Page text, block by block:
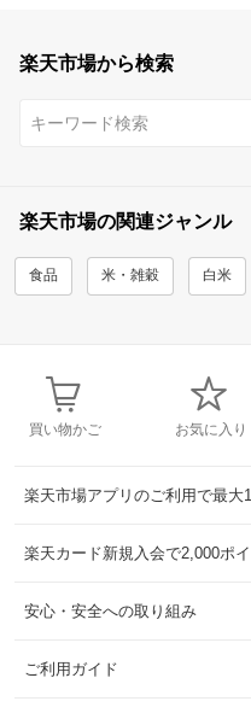
楽天市場から検索
楽天市場の関連ジャンル
食品 米・雑穀 白米
買い物かご お気に入り
楽天市場アプリのご利用で最大
楽天カード新規入会で2,000ポ
安心・安全への取り組み
ご利用ガイド